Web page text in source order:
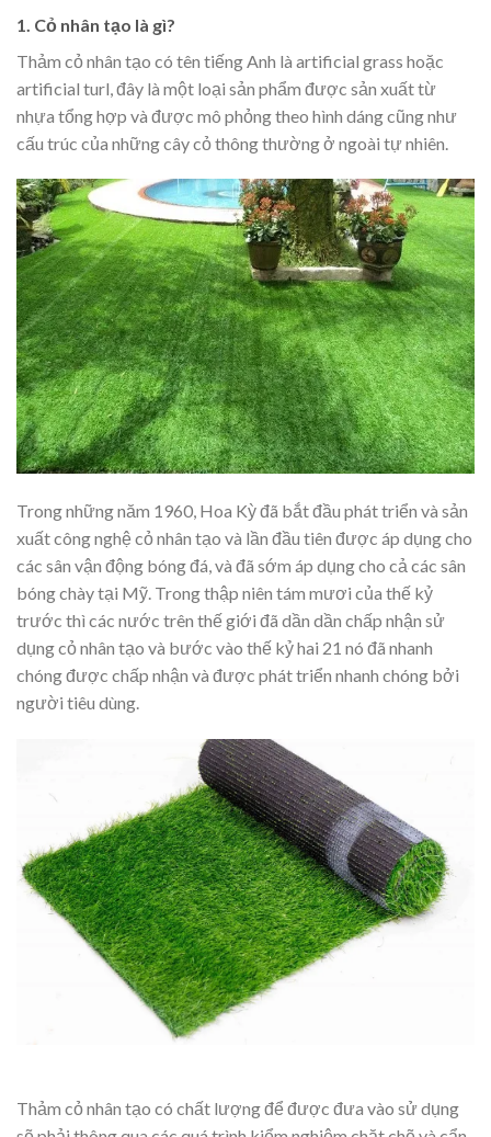
1. Cỏ nhân tạo là gì?
Thảm cỏ nhân tạo có tên tiếng Anh là artificial grass hoặc
artificial turl, đây là một loại sản phẩm được sản xuất từ
nhựa tổng hợp và được mô phỏng theo hình dáng cũng như
cấu trúc của những cây cỏ thông thường ở ngoài tự nhiên.
Trong những năm 1960, Hoa Kỳ đã bắt đầu phát triển và sản
xuất công nghệ cỏ nhân tạo và lần đầu tiên được áp dụng cho
các sân vận động bóng đá, và đã sớm áp dụng cho cả các sân
bóng chày tại Mỹ. Trong thập niên tám mươi của thế kỷ
trước thì các nước trên thế giới đã dần dần chấp nhận sử
dụng cỏ nhân tạo và bước vào thế kỷ hai 21 nó đã nhanh
chóng được chấp nhận và được phát triển nhanh chóng bởi
người tiêu dùng.
Thảm cỏ nhân tạo có chất lượng để được đưa vào sử dụng